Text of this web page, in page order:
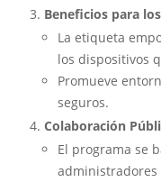
Beneficios para
La etiqueta
los dispositivos
Promueve
seguros.
Colaboración
El programa se
administradores